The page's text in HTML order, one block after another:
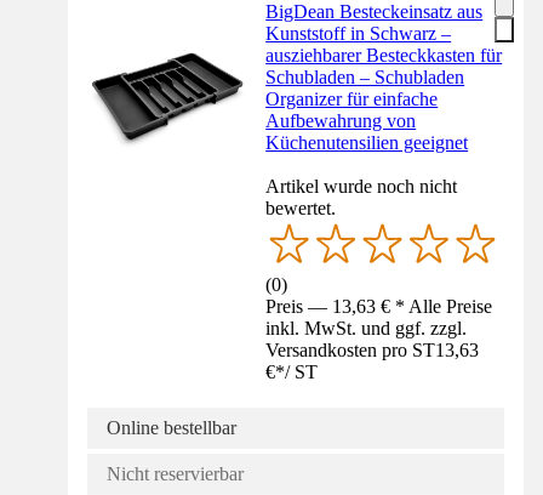
BigDean Besteckeinsatz aus
Kunststoff in Schwarz –
ausziehbarer Besteckkasten für
Schubladen – Schubladen
Organizer für einfache
Aufbewahrung von
Küchenutensilien geeignet
Artikel wurde noch nicht
bewertet.
(0)
Preis — 13,63 € * Alle Preise
inkl. MwSt. und ggf. zzgl.
Versandkosten pro ST13,63
€*/ ST
Online bestellbar
Nicht reservierbar